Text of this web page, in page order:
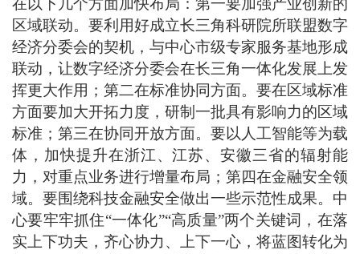
区域联动。要利用好成立长三角科研院所联盟数字
经济分委会的契机，与中心市级专家服务基地形成
联动，让数字经济分委会在长三角一体化发展上发
挥更大作用；第二在标准协同方面。要在区域标准
方面要加大开拓力度，研制一批具有影响力的区域
标准；第三在协同开放方面。要以人工智能等为载
体，加快提升在浙江、江苏、安徽三省的辐射能
力，对重点业务进行增量布局；第四在金融安全领
域。要围绕科技金融安全做出一些示范性成果。中
心要牢牢抓住“一体化”“高质量”两个关键词，在落
实上下功夫，齐心协力、上下一心，将蓝图转化为